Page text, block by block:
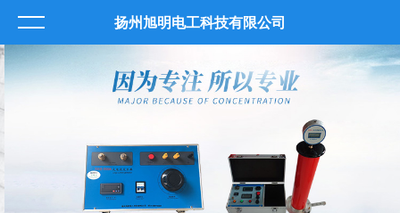
扬州旭明电工科技有限公司